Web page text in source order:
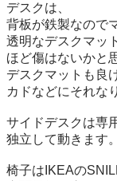
デスクは、
背板が鉄製なので
透明なデスクマッ
ほど傷はないかと
デスクマットも良
カドなどにそれな
サイドデスクは専
独立して動きます。
椅子はIKEAの